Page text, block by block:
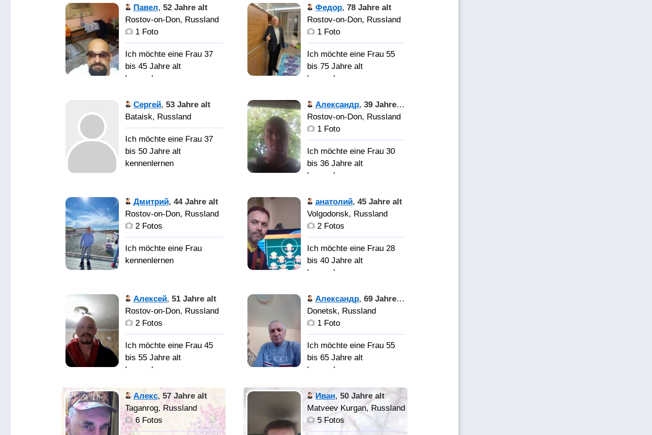
которыми можно жить-
но надо искать такую без
"Ты- добился женщины
не тогда-когда с ней
переспал а когда с ней
"«Некоторые люди, не
созданы для того, чтобы
их приручили. Они
созданы быть
свободными, пока не
встретят кого-то
Среди миров, в
мерцании светил Одной
Звезды я повторяю имя.
без вредных привычек
можно с ребенком.
и понтов!
единственную и родную.
Павел, 52 Jahre alt
Rostov-on-Don, Russland
1 Foto
Ich möchte eine Frau 37
bis 45 Jahre alt
kennenlernen
Честную-верную-
Федор, 78 Jahre alt
Rostov-on-Don, Russland
1 Foto
Ich möchte eine Frau 55
bis 75 Jahre alt
kennenlernen
женщину для серьезных
отношений
Сергей, 53 Jahre alt
Bataisk, Russland
Ich möchte eine Frau 37
bis 50 Jahre alt
kennenlernen
надёжен, ласковый,
трудолюбивый с руками,
люблю животных
Женщину, друга,
жена
Александр, 39 Jahre alt
Rostov-on-Don, Russland
1 Foto
Ich möchte eine Frau 30
bis 36 Jahre alt
kennenlernen
Женщину для создания
семьи 30-36
Дмитрий, 44 Jahre alt
Rostov-on-Don, Russland
2 Fotos
Хорошую симпатичную
девушку
анатолий, 45 Jahre alt
Volgodonsk, Russland
2 Fotos
Ich möchte eine Frau 28
bis 40 Jahre alt
kennenlernen
Симпотичную девушку
без вредных привычек.
Алексей, 51 Jahre alt
Rostov-on-Don, Russland
2 Fotos
Ich möchte eine Frau 45
bis 55 Jahre alt
kennenlernen
НЕ ИДЕАЛЕН,
НЕ ПРЫНЦ НА БЕЛОМ
КОНЕ, ПОСЛЕ РАЗВОДА
СНИМАЮ ДОМ,. ИМЕЮ
Александр, 69 Jahre alt
Donetsk, Russland
1 Foto
Ich möchte eine Frau 55
bis 65 Jahre alt
kennenlernen
Дорогие
женщины, мне некогда и
не интересно вести
анкетные разговоры.
Алекс, 57 Jahre alt
Taganrog, Russland
6 Fotos
Иван, 50 Jahre alt
Matveev Kurgan, Russland
5 Fotos